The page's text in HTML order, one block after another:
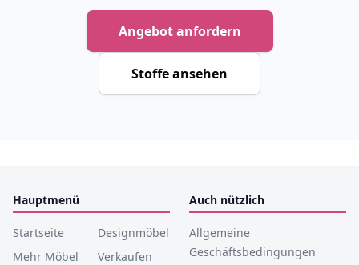
Angebot anfordern
Stoffe ansehen
Hauptmenü
Startseite
Designmöbel
Mehr Möbel
Verkaufen
Auch nützlich
Allgemeine
Geschäftsbedingungen